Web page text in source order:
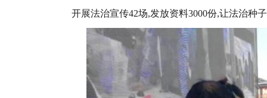
开展法治宣传42场,发放资料3000份,让法治种